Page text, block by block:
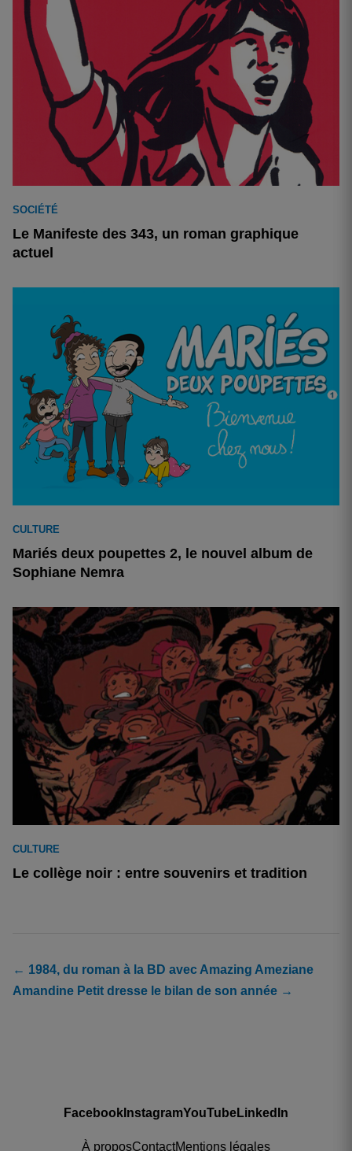
SOCIÉTÉ
Le Manifeste des 343, un roman graphique
actuel
CULTURE
Mariés deux poupettes 2, le nouvel album de
Sophiane Nemra
CULTURE
Le collège noir : entre souvenirs et tradition
← 1984, du roman à la BD avec Amazing Ameziane
Amandine Petit dresse le bilan de son année →
Facebook InstagramYouTubeLinkedIn
À proposContactMentions légales